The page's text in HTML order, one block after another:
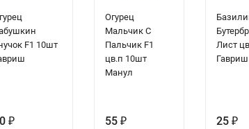
F1 10шт
₽
Огурец
Мальчик С
Пальчик F1
цв.п 10шт
Манул
55 ₽
Лист
Гавриш
25₽